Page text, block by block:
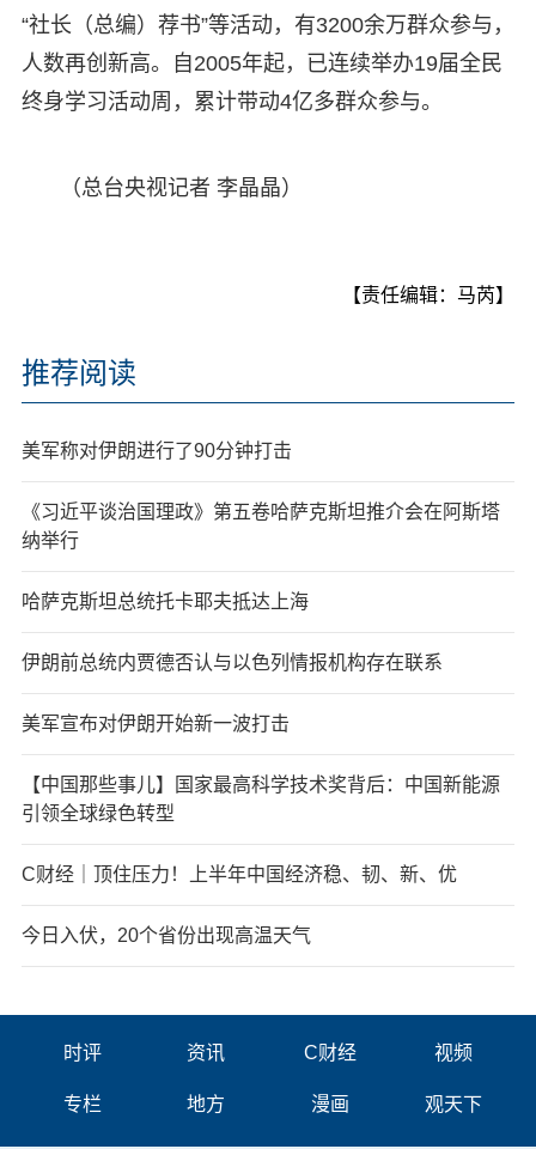
“社长（总编）荐书”等活动，有3200余万群众参与，
人数再创新高。自2005年起，已连续举办19届全民
终身学习活动周，累计带动4亿多群众参与。
（总台央视记者 李晶晶）
【责任编辑：马芮】
推荐阅读
美军称对伊朗进行了90分钟打击
《习近平谈治国理政》第五卷哈萨克斯坦推介会在阿斯塔
纳举行
哈萨克斯坦总统托卡耶夫抵达上海
伊朗前总统内贾德否认与以色列情报机构存在联系
美军宣布对伊朗开始新一波打击
【中国那些事儿】国家最高科学技术奖背后：中国新能源
引领全球绿色转型
C财经｜顶住压力！上半年中国经济稳、韧、新、优
今日入伏，20个省份出现高温天气
时评 资讯 C财经 视频
专栏 地方 漫画 观天下